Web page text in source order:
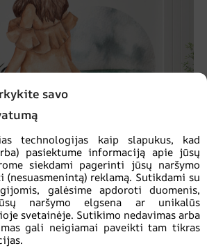
savo
technologijas kaip slapukus, kad
pasiektume informaciją apie jūsų
siekdami pagerinti jūsų naršymo
reklamą. Sutikdami su
galėsime apdoroti duomenis,
naršymo elgsena ar unikalūs
svetainėje. Sutikimo nedavimas arba
gali neigiamai paveikti tam tikras
Mergina prie jūros